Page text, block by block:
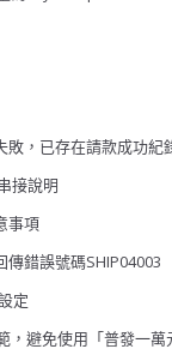
，已存在請款成功紀
接說明
事項
錯誤號碼SHIP04003
定
，避免使用「普發一萬